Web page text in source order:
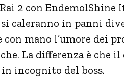
2 con EndemolShine
caleranno in panni
mano l’umore dei
La differenza è che
incognito del boss.